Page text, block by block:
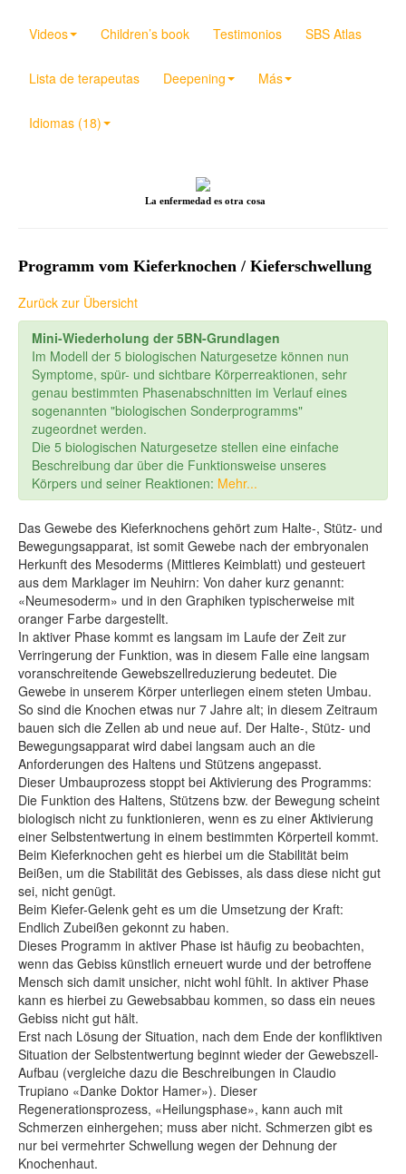
Videos Children’s book Testimonios SBS Atlas
Lista de terapeutas Deepening Más
Idiomas (18)
La enfermedad es otra cosa
Programm vom Kieferknochen / Kieferschwellung
Zurück zur Übersicht
Mini-Wiederholung der 5BN-Grundlagen
Im Modell der 5 biologischen Naturgesetze können nun
Symptome, spür- und sichtbare Körperreaktionen, sehr
genau bestimmten Phasenabschnitten im Verlauf eines
sogenannten "biologischen Sonderprogramms"
zugeordnet werden.
Die 5 biologischen Naturgesetze stellen eine einfache
Beschreibung dar über die Funktionsweise unseres
Körpers und seiner Reaktionen: Mehr...
Das Gewebe des Kieferknochens gehört zum Halte-, Stütz- und
Bewegungsapparat, ist somit Gewebe nach der embryonalen
Herkunft des Mesoderms (Mittleres Keimblatt) und gesteuert
aus dem Marklager im Neuhirn: Von daher kurz genannt:
«Neumesoderm» und in den Graphiken typischerweise mit
oranger Farbe dargestellt.
In aktiver Phase kommt es langsam im Laufe der Zeit zur
Verringerung der Funktion, was in diesem Falle eine langsam
voranschreitende Gewebszellreduzierung bedeutet. Die
Gewebe in unserem Körper unterliegen einem steten Umbau.
So sind die Knochen etwas nur 7 Jahre alt; in diesem Zeitraum
bauen sich die Zellen ab und neue auf. Der Halte-, Stütz- und
Bewegungsapparat wird dabei langsam auch an die
Anforderungen des Haltens und Stützens angepasst.
Dieser Umbauprozess stoppt bei Aktivierung des Programms:
Die Funktion des Haltens, Stützens bzw. der Bewegung scheint
biologisch nicht zu funktionieren, wenn es zu einer Aktivierung
einer Selbstentwertung in einem bestimmten Körperteil kommt.
Beim Kieferknochen geht es hierbei um die Stabilität beim
Beißen, um die Stabilität des Gebisses, als dass diese nicht gut
sei, nicht genügt.
Beim Kiefer-Gelenk geht es um die Umsetzung der Kraft:
Endlich Zubeißen gekonnt zu haben.
Dieses Programm in aktiver Phase ist häufig zu beobachten,
wenn das Gebiss künstlich erneuert wurde und der betroffene
Mensch sich damit unsicher, nicht wohl fühlt. In aktiver Phase
kann es hierbei zu Gewebsabbau kommen, so dass ein neues
Gebiss nicht gut hält.
Erst nach Lösung der Situation, nach dem Ende der konfliktiven
Situation der Selbstentwertung beginnt wieder der Gewebszell-
Aufbau (vergleiche dazu die Beschreibungen in Claudio
Trupiano «Danke Doktor Hamer»). Dieser
Regenerationsprozess, «Heilungsphase», kann auch mit
Schmerzen einhergehen; muss aber nicht. Schmerzen gibt es
nur bei vermehrter Schwellung wegen der Dehnung der
Knochenhaut.